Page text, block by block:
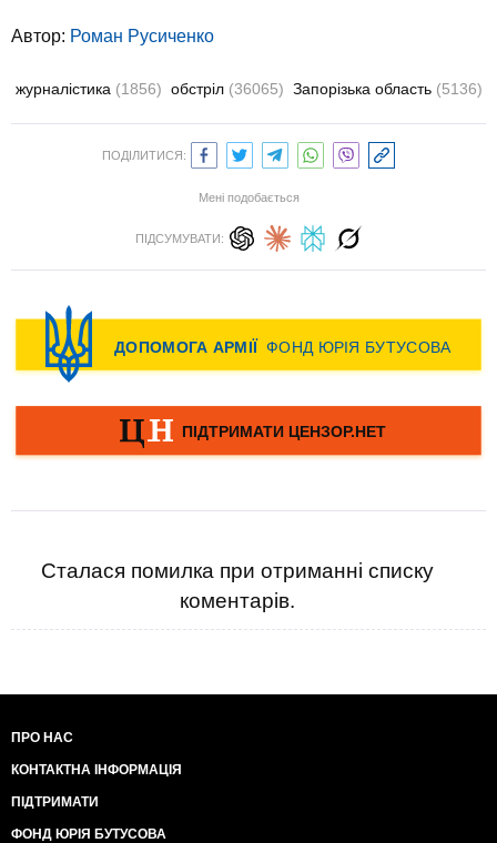
Автор: Роман Русиченко
журналістика (1856) обстріл (36065) Запорізька область (5136)
ПОДІЛИТИСЯ:
Мені подобається
ПІДСУМУВАТИ:
Сталася помилка при отриманні списку
коментарів.
ПРО НАС
КОНТАКТНА ІНФОРМАЦІЯ
ПІДТРИМАТИ
ФОНД ЮРІЯ БУТУСОВА